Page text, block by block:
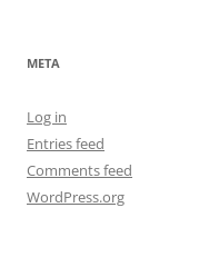
META
Log in
Entries feed
Comments feed
WordPress.org